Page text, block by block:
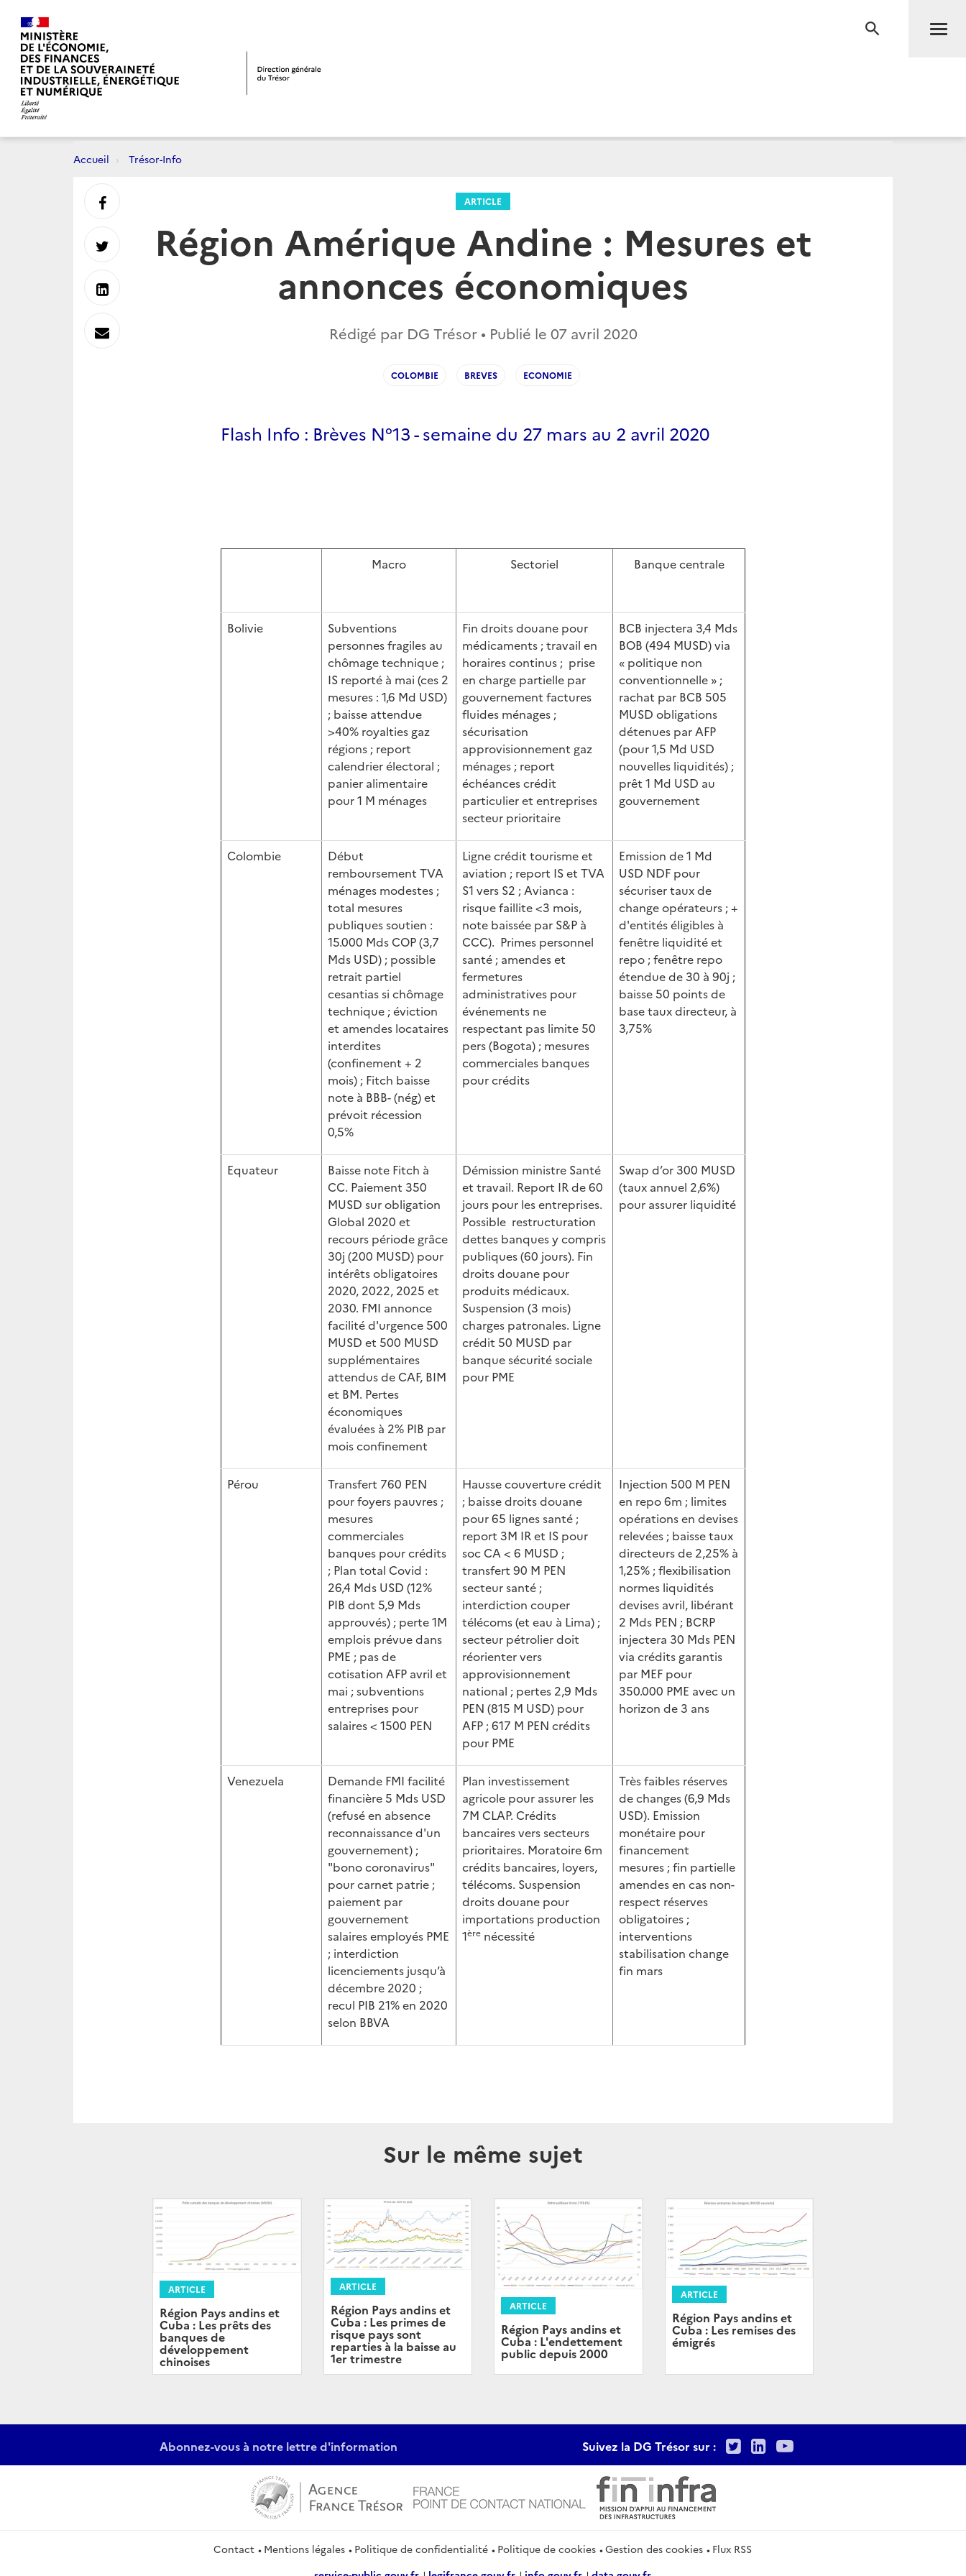
RECHERCHE
Accueil Trésor-Info
ARTICLE
Région Amérique Andine : Mesures et
annonces économiques
Rédigé par DG Trésor • Publié le 07 avril 2020
COLOMBIE BREVES ECONOMIE
Flash Info : Brèves N°13 - semaine du 27 mars au 2 avril 2020
Macro Sectoriel Banque centrale
Bolivie
Subventions
personnes fragiles au
chômage technique ;
IS reporté à mai (ces 2
mesures : 1,6 Md USD)
; baisse attendue
>40% royalties gaz
régions ; report
calendrier électoral ;
panier alimentaire
pour 1 M ménages
Fin droits douane pour
médicaments ; travail en
horaires continus ; prise
en charge partielle par
gouvernement factures
fluides ménages ;
sécurisation
approvisionnement gaz
ménages ; report
échéances crédit
particulier et entreprises
secteur prioritaire
BCB injectera 3,4 Mds
BOB (494 MUSD) via
« politique non
conventionnelle » ;
rachat par BCB 505
MUSD obligations
détenues par AFP
(pour 1,5 Md USD
nouvelles liquidités) ;
prêt 1 Md USD au
gouvernement
Colombie
Début
remboursement TVA
ménages modestes ;
total mesures
publiques soutien :
15.000 Mds COP (3,7
Mds USD) ; possible
retrait partiel
cesantias si chômage
technique ; éviction
et amendes locataires
interdites
(confinement + 2
mois) ; Fitch baisse
note à BBB- (nég) et
prévoit récession
0,5%
Ligne crédit tourisme et
aviation ; report IS et TVA
S1 vers S2 ; Avianca :
risque faillite <3 mois,
note baissée par S&P à
CCC). Primes personnel
santé ; amendes et
fermetures
administratives pour
événements ne
respectant pas limite 50
pers (Bogota) ; mesures
commerciales banques
pour crédits
Emission de 1 Md
USD NDF pour
sécuriser taux de
change opérateurs ; +
d'entités éligibles à
fenêtre liquidité et
repo ; fenêtre repo
étendue de 30 à 90j ;
baisse 50 points de
base taux directeur, à
3,75%
Equateur
Baisse note Fitch à
CC. Paiement 350
MUSD sur obligation
Global 2020 et
recours période grâce
30j (200 MUSD) pour
intérêts obligatoires
2020, 2022, 2025 et
2030. FMI annonce
facilité d'urgence 500
MUSD et 500 MUSD
supplémentaires
attendus de CAF, BIM
et BM. Pertes
économiques
évaluées à 2% PIB par
mois confinement
Démission ministre Santé
et travail. Report IR de 60
jours pour les entreprises.
Possible restructuration
dettes banques y compris
publiques (60 jours). Fin
droits douane pour
produits médicaux.
Suspension (3 mois)
charges patronales. Ligne
crédit 50 MUSD par
banque sécurité sociale
pour PME
Swap d’or 300 MUSD
(taux annuel 2,6%)
pour assurer liquidité
Pérou
Transfert 760 PEN
pour foyers pauvres ;
mesures
commerciales
banques pour crédits
; Plan total Covid :
26,4 Mds USD (12%
PIB dont 5,9 Mds
approuvés) ; perte 1M
emplois prévue dans
PME ; pas de
cotisation AFP avril et
mai ; subventions
entreprises pour
salaires < 1500 PEN
Hausse couverture crédit
; baisse droits douane
pour 65 lignes santé ;
report 3M IR et IS pour
soc CA < 6 MUSD ;
transfert 90 M PEN
secteur santé ;
interdiction couper
télécoms (et eau à Lima) ;
secteur pétrolier doit
réorienter vers
approvisionnement
national ; pertes 2,9 Mds
PEN (815 M USD) pour
AFP ; 617 M PEN crédits
pour PME
Injection 500 M PEN
en repo 6m ; limites
opérations en devises
relevées ; baisse taux
directeurs de 2,25% à
1,25% ; flexibilisation
normes liquidités
devises avril, libérant
2 Mds PEN ; BCRP
injectera 30 Mds PEN
via crédits garantis
par MEF pour
350.000 PME avec un
horizon de 3 ans
Venezuela
Demande FMI facilité
financière 5 Mds USD
(refusé en absence
reconnaissance d'un
gouvernement) ;
"bono coronavirus"
pour carnet patrie ;
paiement par
gouvernement
salaires employés PME
; interdiction
licenciements jusqu’à
décembre 2020 ;
recul PIB 21% en 2020
selon BBVA
Plan investissement
agricole pour assurer les
7M CLAP. Crédits
bancaires vers secteurs
prioritaires. Moratoire 6m
crédits bancaires, loyers,
télécoms. Suspension
droits douane pour
importations production
1ère nécessité
Très faibles réserves
de changes (6,9 Mds
USD). Emission
monétaire pour
financement
mesures ; fin partielle
amendes en cas non-
respect réserves
obligatoires ;
interventions
stabilisation change
fin mars
Sur le même sujet
ARTICLE
Région Pays andins et
Cuba : Les prêts des
banques de
développement
chinoises
ARTICLE
Région Pays andins et
Cuba : Les primes de
risque pays sont
reparties à la baisse au
1er trimestre
ARTICLE
Région Pays andins et
Cuba : L'endettement
public depuis 2000
ARTICLE
Région Pays andins et
Cuba : Les remises des
émigrés
Partager
sur
Partager
sur
Partager
sur
Envoyer
Abonnez-vous à notre lettre d'information Suivez la DG Trésor sur : TwitterLinkedIn
Youtube
Contact Mentions légales Politique de confidentialité Politique de cookies Gestion des cookies
Flux RSS